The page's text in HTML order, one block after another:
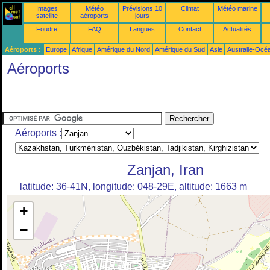
Images
satellite
Météo
aéroports
Prévisions 10
jours
Climat Météo marine
Foudre FAQ Langues Contact Actualités
Aéroports : Europe Afrique Amérique du Nord Amérique du Sud Asie Australie-
Aéroports
Aéroports :
Zanjan, Iran
latitude: 36-41N, longitude: 048-29E, altitude: 1663 m
+
−